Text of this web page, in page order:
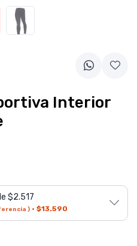
Interior
$2.517
) · $13.590